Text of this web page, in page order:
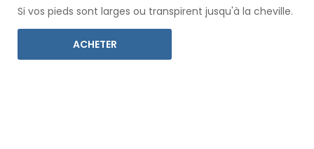
Si vos pieds sont larges ou transpirent jusqu'à la cheville.
ACHETER